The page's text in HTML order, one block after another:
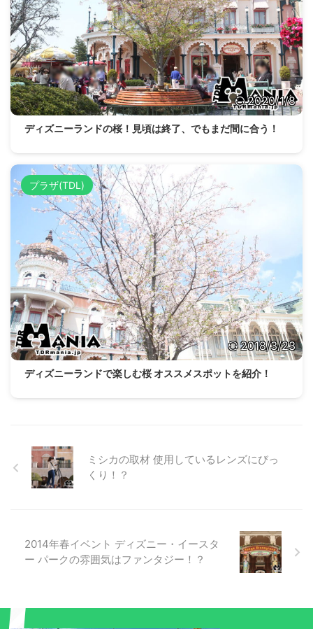
2020/1/8
ディズニーランドの桜！見頃は終了、でもまだ間に合う！
プラザ(TDL)
2018/3/23
ディズニーランドで楽しむ桜 オススメスポットを紹介！
ミシカの取材 使用しているレンズにびっ
くり！？
2014年春イベント ディズニー・イースタ
ー パークの雰囲気はファンタジー！？